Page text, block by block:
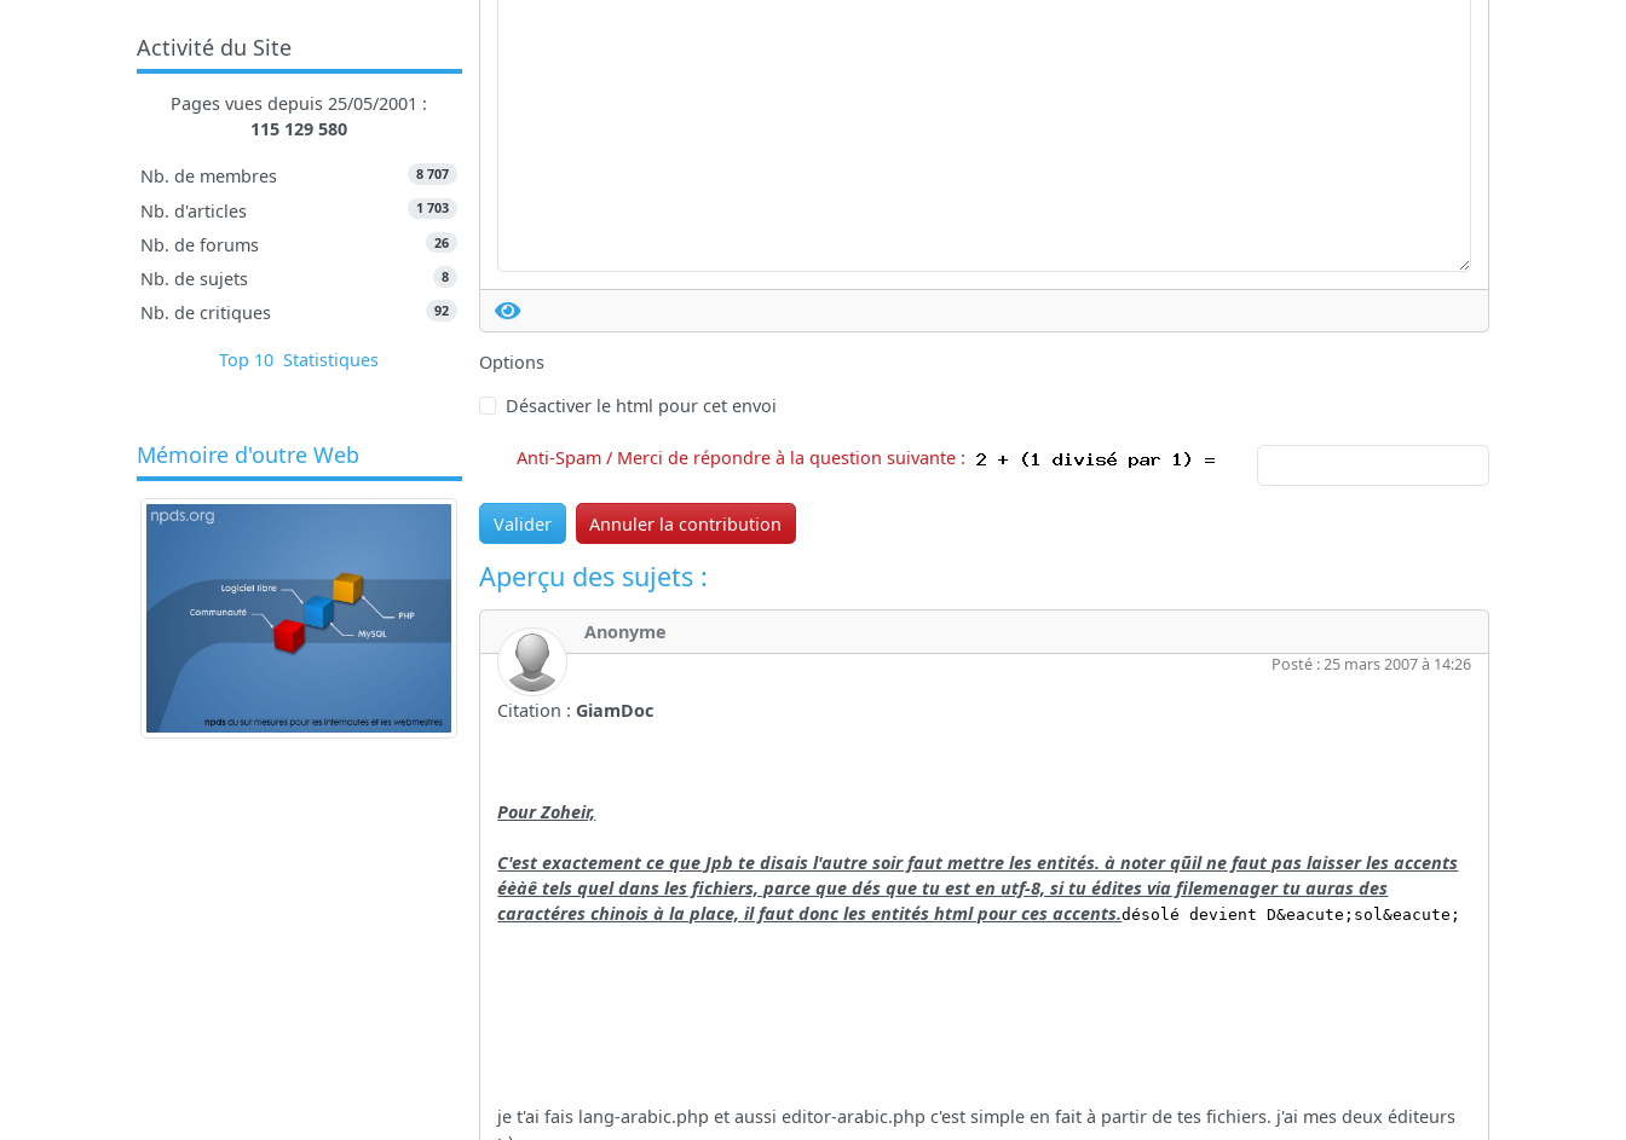
Activité du Site
Pages vues depuis 25/05/2001 :
115 129 580
Nb. de membres 8 707
Nb. d'articles 1 703
Nb. de forums 26
Nb. de sujets 8
Nb. de critiques 92
Top 10 Statistiques
Mémoire d'outre Web
Options
Désactiver le html pour cet envoi
Anti-Spam / Merci de répondre à la question suivante :
Valider Annuler la contribution
Aperçu des sujets :
Anonyme
Posté : 25 mars 2007 à 14:26
Citation :GiamDoc
Pour Zoheir,
C'est exactement ce que Jpb te disais l'autre soir faut mettre les entités. à noter qũil ne faut pas laisser les accents
éèàê tels quel dans les fichiers, parce que dés que tu est en utf-8, si tu édites via filemenager tu auras des
caractéres chinois à la place, il faut donc les entités html pour ces accents.désolé devient D&eacute;sol&eacute;
je t'ai fais lang-arabic.php et aussi editor-arabic.php c'est simple en fait à partir de tes fichiers. j'ai mes deux éditeurs